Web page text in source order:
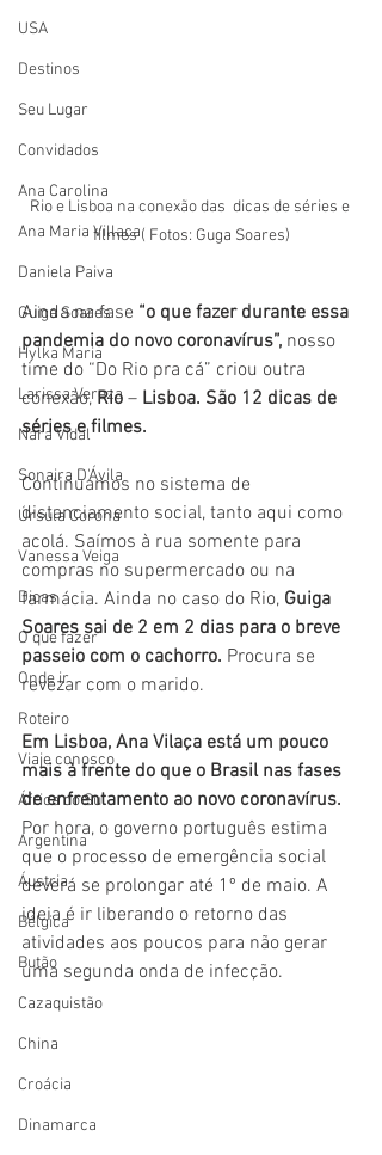
USA
Destinos
Seu Lugar
Convidados
Ana Carolina
Ana Maria Villaça
Daniela Paiva
Guiga Soares
Hylka Maria
Larissa Vereza
Nara Vidal
Sonaira D'Ávila
Úrsula Corona
Vanessa Veiga
Dicas
O que fazer
Onde ir
Roteiro
Viaje conosco
África do Sul
Argentina
Áustria
Bélgica
Butão
Cazaquistão
China
Croácia
Dinamarca
Rio e Lisboa na conexão das  dicas de séries e
filmes ( Fotos: Guga Soares)
Ainda na fase “o que fazer durante essa
pandemia do novo coronavírus”, nosso
time do “Do Rio pra cá” criou outra
conexão, Rio – Lisboa. São 12 dicas de
séries e filmes.
Continuamos no sistema de
distanciamento social, tanto aqui como
acolá. Saímos à rua somente para
compras no supermercado ou na
farmácia. Ainda no caso do Rio, Guiga
Soares sai de 2 em 2 dias para o breve
passeio com o cachorro. Procura se
revezar com o marido.
Em Lisboa, Ana Vilaça está um pouco
mais à frente do que o Brasil nas fases
de enfrentamento ao novo coronavírus.
Por hora, o governo português estima
que o processo de emergência social
deverá se prolongar até 1º de maio. A
ideia é ir liberando o retorno das
atividades aos poucos para não gerar
uma segunda onda de infecção.